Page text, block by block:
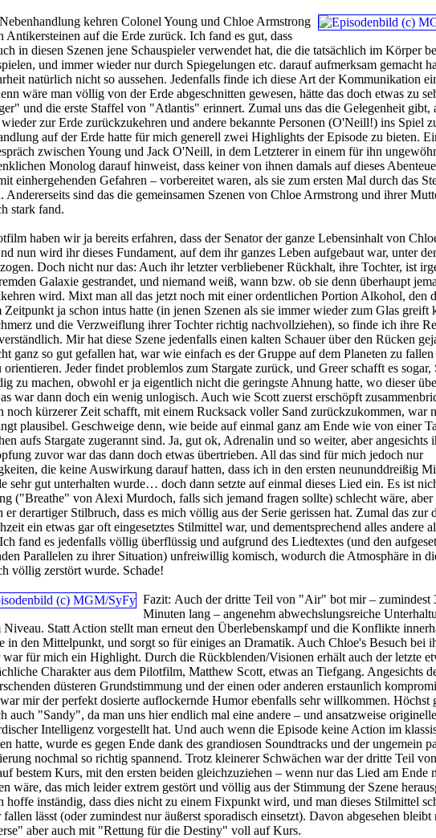
kehren Colonel Young und Chloe Armstrong
Antikersteinen auf die Erde zurück. Ich fand es gut, dass
in diesen Szenen jene Schauspieler verwendet hat, die die tatsächlich im Körper
und immer wieder nur durch Spiegelungen etc. darauf aufmerksam gemacht
natürlich nicht so aussehen. Jedenfalls finde ich diese Art der Kommunikation
wäre man völlig von der Erde abgeschnitten gewesen, hätte das doch etwas zu
und die erste Staffel von "Atlantis" erinnert. Zumal uns das die Gelegenheit gibt,
zur Erde zurückzukehren und andere bekannte Personen (O'Neill!) ins Spiel
auf der Erde hatte für mich generell zwei Highlights der Episode zu bieten.
zwischen Young und Jack O'Neill, in dem Letzterer in einem für ihn
Monolog darauf hinweist, dass keiner von ihnen damals auf dieses
einhergehenden Gefahren – vorbereitet waren, als sie zum ersten Mal durch das
Andererseits sind das die gemeinsamen Szenen von Chloe Armstrong und ihrer
stark fand.
haben wir ja bereits erfahren, dass der Senator der ganze Lebensinhalt von
nun wird ihr dieses Fundament, auf dem ihr ganzes Leben aufgebaut war, unter
Doch nicht nur das: Auch ihr letzter verbliebener Rückhalt, ihre Tochter, ist
Galaxie gestrandet, und niemand weiß, wann bzw. ob sie denn überhaupt
wird. Mixt man all das jetzt noch mit einer ordentlichen Portion Alkohol, den
Zeitpunkt ja schon intus hatte (in jenen Szenen als sie immer wieder zum Glas greift
und die Verzweiflung ihrer Tochter richtig nachvollziehen), so finde ich ihre
Mir hat diese Szene jedenfalls einen kalten Schauer über den Rücken
ganz so gut gefallen hat, war wie einfach es der Gruppe auf dem Planeten zu fallen
orientieren. Jeder findet problemlos zum Stargate zurück, und Greer schafft es sogar,
zu machen, obwohl er ja eigentlich nicht die geringste Ahnung hatte, wo dieser
war dann doch ein wenig unlogisch. Auch wie Scott zuerst erschöpft
noch kürzerer Zeit schafft, mit einem Rucksack voller Sand zurückzukommen, war
plausibel. Geschweige denn, wie beide auf einmal ganz am Ende wie von einer
aufs Stargate zugerannt sind. Ja, gut ok, Adrenalin und so weiter, aber angesichts
zuvor war das dann doch etwas übertrieben. All das sind für mich jedoch nur
die keine Auswirkung darauf hatten, dass ich in den ersten neununddreißig
sehr gut unterhalten wurde… doch dann setzte auf einmal dieses Lied ein. Es ist
("Breathe" von Alexi Murdoch, falls sich jemand fragen sollte) schlecht wäre, aber
er derartiger Stilbruch, dass es mich völlig aus der Serie gerissen hat. Zumal das zur
ein etwas gar oft eingesetztes Stilmittel war, und dementsprechend alles andere
fand es jedenfalls völlig überflüssig und aufgrund des Liedtextes (und den
Parallelen zu ihrer Situation) unfreiwillig komisch, wodurch die Atmosphäre in
völlig zerstört wurde. Schade!
Fazit: Auch der dritte Teil von "Air" bot mir – zumindest
Minuten lang – angenehm abwechslungsreiche
Niveau. Statt Action stellt man erneut den Überlebenskampf und die Konflikte
in den Mittelpunkt, und sorgt so für einiges an Dramatik. Auch Chloe's Besuch bei
für mich ein Highlight. Durch die Rückblenden/Visionen erhält auch der letzte
Charakter aus dem Pilotfilm, Matthew Scott, etwas an Tiefgang. Angesichts
düsteren Grundstimmung und der einen oder anderen erstaunlich
mir der perfekt dosierte auflockernde Humor ebenfalls sehr willkommen. Höchst
auch "Sandy", da man uns hier endlich mal eine andere – und ansatzweise
Intelligenz vorgestellt hat. Und auch wenn die Episode keine Action im
hatte, wurde es gegen Ende dank des grandiosen Soundtracks und der ungemein
nochmal so richtig spannend. Trotz kleinerer Schwächen war der dritte Teil
bestem Kurs, mit den ersten beiden gleichzuziehen – wenn nur das Lied am Ende
wäre, das mich leider extrem gestört und völlig aus der Stimmung der Szene
hoffe inständig, dass dies nicht zu einem Fixpunkt wird, und man dieses Stilmittel
lässt (oder zumindest nur äußerst sporadisch einsetzt). Davon abgesehen bleibt
aber auch mit "Rettung für die Destiny" voll auf Kurs.